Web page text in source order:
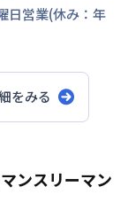
日営業(休み：年
をみる
ンスリーマン